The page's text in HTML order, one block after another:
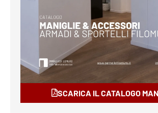
SCARICA IL CATALOGO